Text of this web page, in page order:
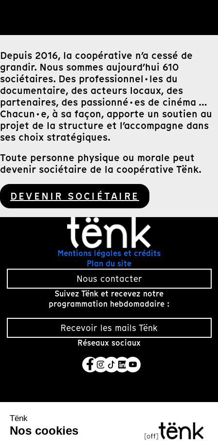
Depuis 2016, la coopérative n’a cessé de
grandir. Nous sommes aujourd’hui 610
sociétaires. Des professionnel·les du
documentaire, des acteurs locaux, des
partenaires, des passionné·es de cinéma …
Chacun·e, à sa façon, apporte un soutien au
projet de la structure et l’accompagne dans
ses choix stratégiques.
Toute personne physique ou morale peut
devenir sociétaire de la coopérative Tënk.
DEVENIR SOCIÉTAIRE
Mentions légales et crédits
Plan du site
Nous contacter
Suivez Tënk et recevez notre
programmation hebdomadaire :
Recevoir les mails Tënk
Réseaux sociaux